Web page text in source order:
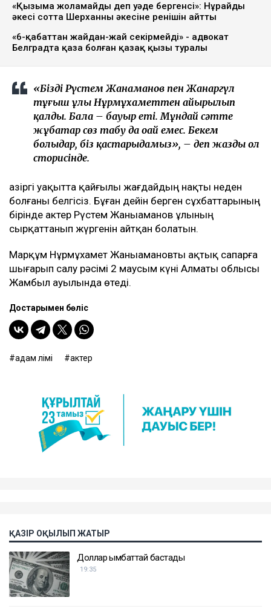
«Қызыма жоламайды деп уәде бергенсің»: Нұрайдың
әкесі сотта Шерханның әкесіне ренішін айтты
«6-қабаттан жайдан-жай секірмейді» - адвокат
Белградта қаза болған қазақ қызы туралы
«Біздің Рүстем Жанаманов пен Жанаргүл
тұңғыш ұлы Нұрмұхаметтен айырылып
қалды. Бала – бауыр етің. Мұндай сәтте
жұбатар сөз табу да оңай емес. Бекем
болыңдар, біз қастарыңдамыз», – деп жазды ол
сторисінде.
Қазіргі уақытта қайғылы жағдайдың нақты неден
болғаны белгісіз. Бұған дейін берген сұхбаттарының
бірінде актер Рүстем Жаныаманов ұлының
сырқаттанып жүргенін айтқан болатын.
Марқұм Нұрмұхамет Жаныамановты ақтық сапарға
шығарып салу рәсімі 2 маусым күні Алматы облысы
Жамбыл ауылында өтеді.
Достарыңмен бөліс
адам өлімі актер
ҚАЗІР ОҚЫЛЫП ЖАТЫР
Доллар қымбаттай бастады
19:35